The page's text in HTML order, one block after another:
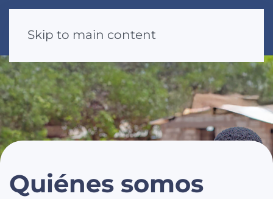
Skip to main content
Quiénes somos